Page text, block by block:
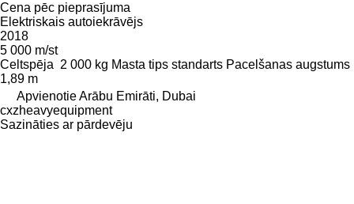
Cena pēc pieprasījuma
Elektriskais autoiekrāvējs
2018
5 000 m/st
Celtspēja 2 000 kg Masta tips standarts Pacelšanas augstums
1,89 m
Apvienotie Arābu Emirāti, Dubai
cxzheavyequipment
Sazināties ar pārdevēju